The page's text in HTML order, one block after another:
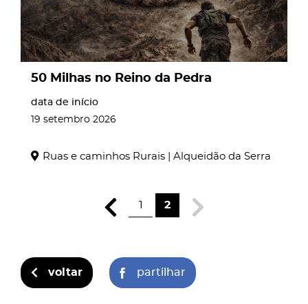
50 Milhas no Reino da Pedra
data de início
19 setembro 2026
Ruas e caminhos Rurais | Alqueidão da Serra
1 2
voltar partilhar